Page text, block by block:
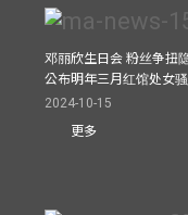
邓丽欣生日会 粉丝争扭
公布明年三月红馆处女
2024-10-15
更多